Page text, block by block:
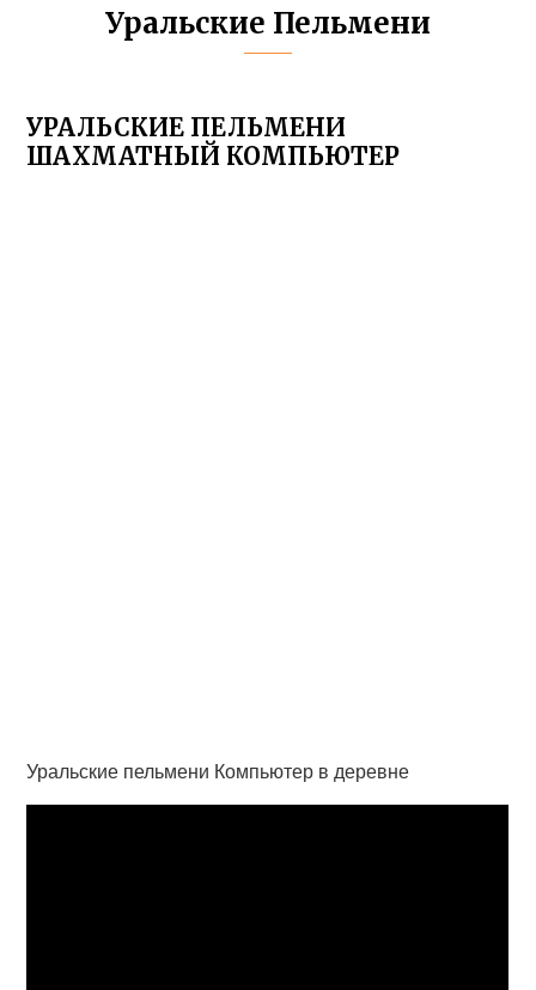
Уральские Пельмени
УРАЛЬСКИЕ ПЕЛЬМЕНИ
ШАХМАТНЫЙ КОМПЬЮТЕР
Уральские пельмени Компьютер в деревне